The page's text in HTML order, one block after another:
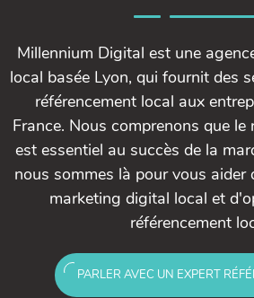
Millennium Digital est une
local basée Lyon, qui fournit des
référencement local aux
France. Nous comprenons que le
est essentiel au succès de la
nous sommes là pour vous
marketing digital local et
référencement
PARLER AVEC UN EXPERT